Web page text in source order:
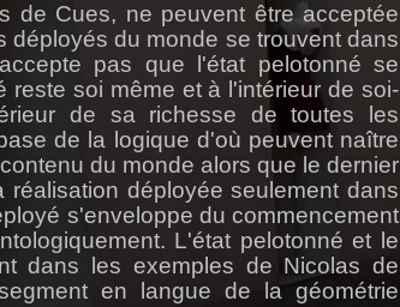
de Cues, ne peuvent être acceptée
déployés du monde se trouvent dans
pas que l'état pelotonné se
reste soi même et à l'intérieur de soi-
de sa richesse de toutes les
de la logique d'où peuvent naître
du monde alors que le dernier
déployée seulement dans
s'enveloppe du commencement
L'état pelotonné et le
dans les exemples de Nicolas de
en langue de la géométrie